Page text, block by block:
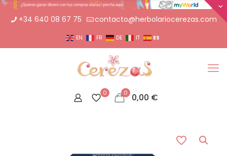
+34 640 08 67 75 contacto@herbolariocerezas.com
EN FR DE IT ES
0 0 0,00 €